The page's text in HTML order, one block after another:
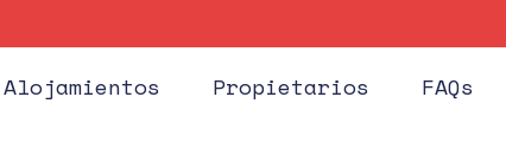
Alojamientos Propietarios FAQs